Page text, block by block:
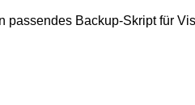
passendes Backup-Skript für